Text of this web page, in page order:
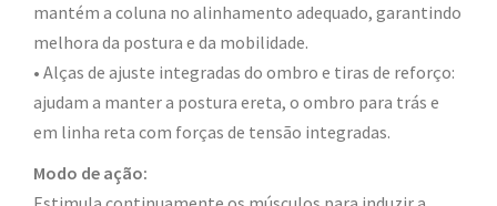
mantém a coluna no alinhamento adequado, garantindo
melhora da postura e da mobilidade.
• Alças de ajuste integradas do ombro e tiras de reforço:
ajudam a manter a postura ereta, o ombro para trás e
em linha reta com forças de tensão integradas.
Modo de ação: